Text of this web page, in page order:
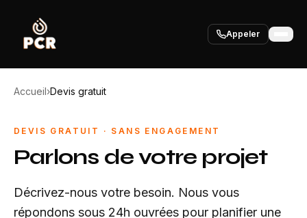
Appeler
Accueil›Devis gratuit
DEVIS GRATUIT · SANS ENGAGEMENT
Parlons de votre projet
Décrivez-nous votre besoin. Nous vous
répondons sous 24h ouvrées pour planifier une